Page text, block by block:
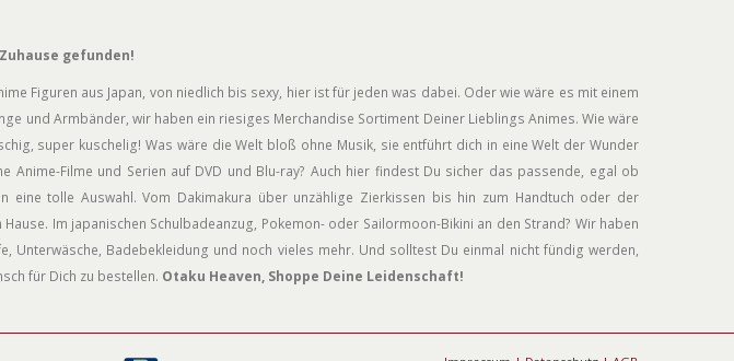
gefunden!
Figuren aus Japan, von niedlich bis sexy, hier ist für jeden was dabei. Oder wie wäre es mit einem
und Armbänder, wir haben ein riesiges Merchandise Sortiment Deiner Lieblings Animes. Wie wäre
super kuschelig! Was wäre die Welt bloß ohne Musik, sie entführt dich in eine Welt der Wunder
Anime-Filme und Serien auf DVD und Blu-ray? Auch hier findest Du sicher das passende, egal ob
eine tolle Auswahl. Vom Dakimakura über unzählige Zierkissen bis hin zum Handtuch oder der
Im japanischen Schulbadeanzug, Pokemon- oder Sailormoon-Bikini an den Strand? Wir haben
Unterwäsche, Badebekleidung und noch vieles mehr. Und solltest Du einmal nicht fündig werden,
für Dich zu bestellen. Otaku Heaven, Shoppe Deine Leidenschaft!